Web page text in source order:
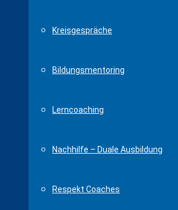
Kreisgespräche
Bildungsmentoring
Lerncoaching
Nachhilfe – Duale Ausbildung
Respekt Coaches